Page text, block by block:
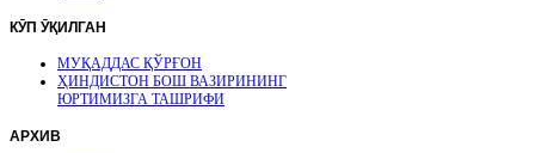
КӮП ӮҚИЛГАН
МУҚАДДАС ҚЎРҒОН
ҲИНДИСТОН БОШ ВАЗИРИНИНГ
ЮРТИМИЗГА ТАШРИФИ
АРХИВ